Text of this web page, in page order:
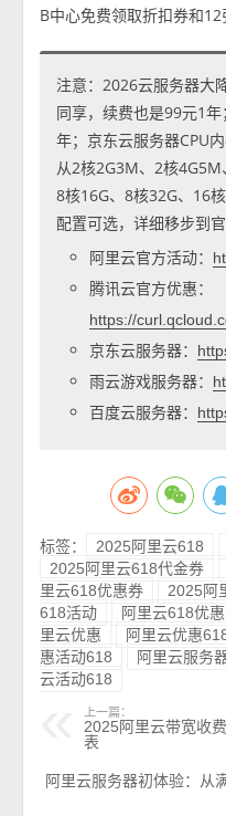
B中心免费领取折扣券和12
注意：2026云服务器大
同享，续费也是99元1
年；京东云服务器CPU
从2核2G3M、2核4G5M
8核16G、8核32G、16
配置可选，详细移步到官
阿里云官方活动：
腾讯云官方优惠：
https://
京东云服务器：
雨云游戏服务器：
百度云服务器：
标签： 2025阿里云618
2025阿里云618代金券
里云618优惠券
2025阿
618活动
阿里云618优
里云优惠
阿里云优惠
惠活动618
阿里云服务
云活动618
上一篇：
2025阿里云带宽收
表
阿里云服务器初体验：从